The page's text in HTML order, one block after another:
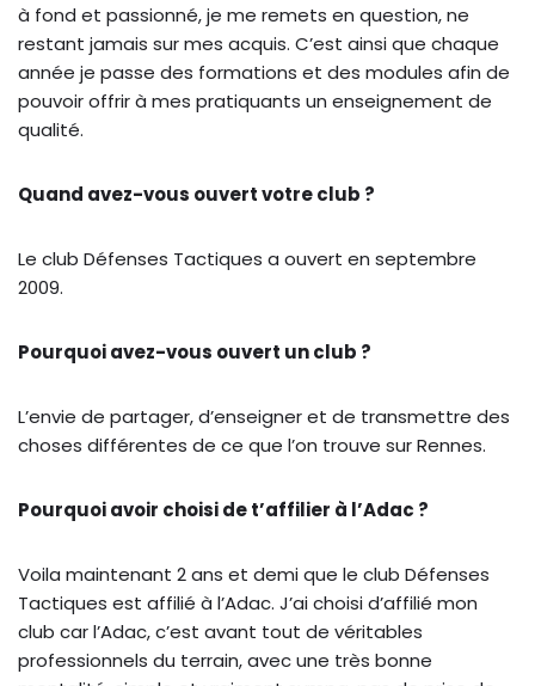
à fond et passionné, je me remets en question, ne
restant jamais sur mes acquis. C’est ainsi que chaque
année je passe des formations et des modules afin de
pouvoir offrir à mes pratiquants un enseignement de
qualité.
Quand avez-vous ouvert votre club ?
Le club Défenses Tactiques a ouvert en septembre
2009.
Pourquoi avez-vous ouvert un club ?
L’envie de partager, d’enseigner et de transmettre des
choses différentes de ce que l’on trouve sur Rennes.
Pourquoi avoir choisi de t’affilier à l’Adac ?
Voila maintenant 2 ans et demi que le club Défenses
Tactiques est affilié à l’Adac. J’ai choisi d’affilié mon
club car l’Adac, c’est avant tout de véritables
professionnels du terrain, avec une très bonne